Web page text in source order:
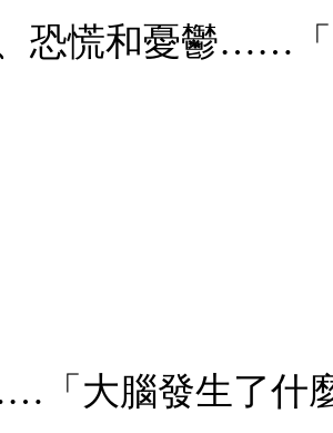
恐慌和憂鬱……
「大腦發生了什